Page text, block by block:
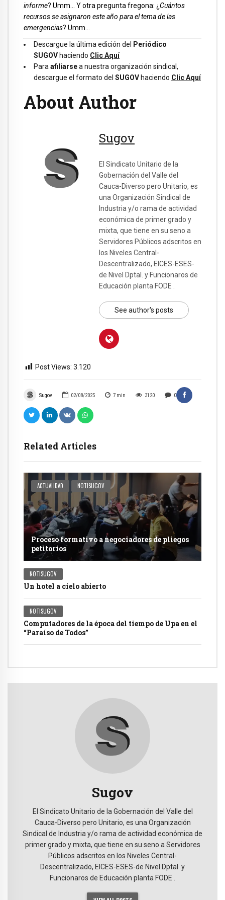
Sugov 02/08/2025 7 min 3120 0
Related Articles
ACTUALIDAD NOTISUGOV
Proceso formativo a negociadores de pliegos
petitorios
NOTISUGOV
Un hotel a cielo abierto
NOTISUGOV
Computadores de la época del tiempo de Upa en el
“Paraíso de Todos”
informe? Umm… Y otra pregunta fregona: ¿Cuántos
recursos se asignaron este año para el tema de las
emergencias? Umm…
Descargue la última edición del
Periódico
SUGOV haciendo Clic Aquí
Paraafiliarsea nuestra organización sindical,
descargue el formato del SUGOV haciendo Clic Aquí
About Author
Sugov
El Sindicato Unitario de la
Gobernación del Valle del
Cauca-Diverso pero Unitario, es
una Organización Sindical de
Industria y/o rama de actividad
económica de primer grado y
mixta, que tiene en su seno a
Servidores Públicos adscritos en
los Niveles Central-
Descentralizado, EICES-ESES-
de Nivel Dptal. y Funcionaros de
Educación planta FODE .
See author's posts
Post Views: 3.120
Sugov
El Sindicato Unitario de la Gobernación del Valle del
Cauca-Diverso pero Unitario, es una Organización
Sindical de Industria y/o rama de actividad económica de
primer grado y mixta, que tiene en su seno a Servidores
Públicos adscritos en los Niveles Central-
Descentralizado, EICES-ESES-de Nivel Dptal. y
Funcionaros de Educación planta FODE .